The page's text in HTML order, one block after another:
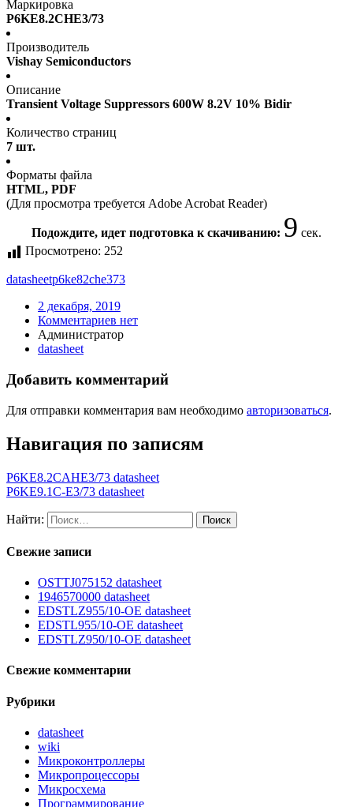
Маркировка
P6KE8.2CHE3/73
Производитель
Vishay Semiconductors
Описание
Transient Voltage Suppressors 600W 8.2V 10% Bidir
Количество страниц
7 шт.
Форматы файла
HTML, PDF
(Для просмотра требуется Adobe Acrobat Reader)
Подождите, идет подготовка к скачиванию: 9 сек.
Просмотрено: 252
datasheetp6ke82che373
2 декабря, 2019
Комментариев нет
Администратор
datasheet
Добавить комментарий
Для отправки комментария вам необходимо авторизоваться.
Навигация по записям
P6KE8.2CAHE3/73 datasheet
P6KE9.1C-E3/73 datasheet
Найти:
Свежие записи
OSTTJ075152 datasheet
1946570000 datasheet
EDSTLZ955/10-OE datasheet
EDSTL955/10-OE datasheet
EDSTLZ950/10-OE datasheet
Свежие комментарии
Рубрики
datasheet
wiki
Микроконтроллеры
Микропроцессоры
Микросхема
Программирование